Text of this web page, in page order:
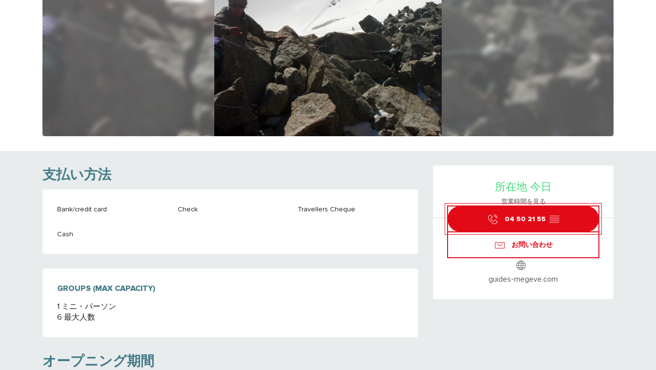
営業時間と連絡先
所在地 今日
営業時間を見る
04 50 21 55 ▒▒
お問い合わせ
guides-megeve.com
支払い方法
Bank/credit card Check Travellers Cheque
Cash
GROUPS (MAX CAPACITY)
GROUPS (MAX CAPACITY)
1 ミニ・パーソン
6 最大人数
オープニング期間